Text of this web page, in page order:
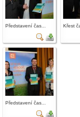
Představení čas... Křest
Představení čas...